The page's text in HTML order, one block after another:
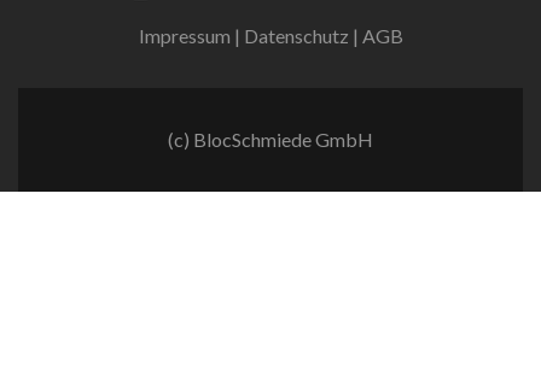
Impressum | Datenschutz | AGB
(c) BlocSchmiede GmbH